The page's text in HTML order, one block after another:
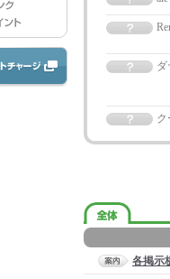
ダ
ク
各掲示